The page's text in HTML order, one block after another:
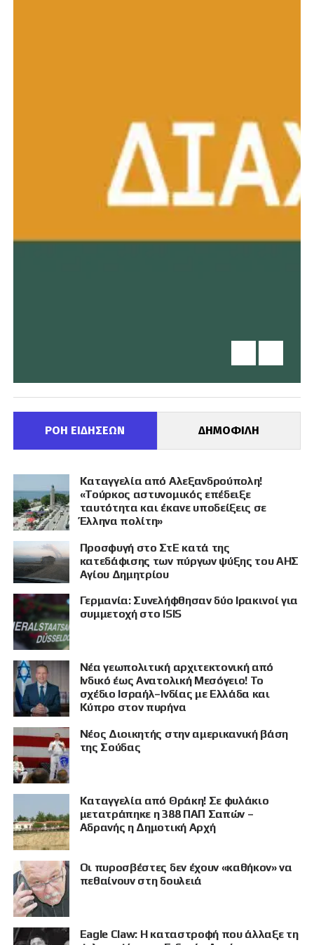
ΠΡΟΒΟΛΗ
ΡΟΗ ΕΙΔΗΣΕΩΝ ΔΗΜΟΦΙΛΗ
Καταγγελία από Αλεξανδρούπολη!
«Τούρκος αστυνομικός επέδειξε
ταυτότητα και έκανε υποδείξεις σε
Έλληνα πολίτη»
Προσφυγή στο ΣτΕ κατά της
κατεδάφισης των πύργων ψύξης του ΑΗΣ
Αγίου Δημητρίου
Γερμανία: Συνελήφθησαν δύο Ιρακινοί για
συμμετοχή στο ISIS
Νέα γεωπολιτική αρχιτεκτονική από
Ινδικό έως Ανατολική Μεσόγειο! Το
σχέδιο Ισραήλ–Ινδίας με Ελλάδα και
Κύπρο στον πυρήνα
Νέος Διοικητής στην αμερικανική βάση
της Σούδας
Καταγγελία από Θράκη! Σε φυλάκιο
μετατράπηκε η 388 ΠΑΠ Σαπών –
Αδρανής η Δημοτική Αρχή
Οι πυροσβέστες δεν έχουν «καθήκον» να
πεθαίνουν στη δουλειά
Eagle Claw: Η καταστροφή που άλλαξε τη